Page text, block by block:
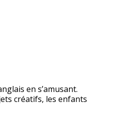
en s’amusant.
créatifs, les enfants